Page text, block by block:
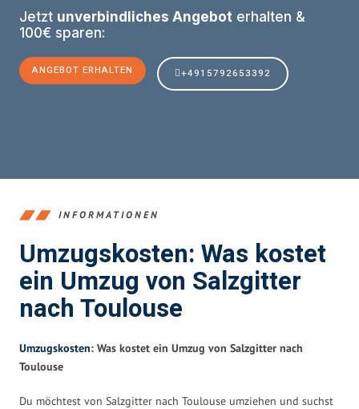
Jetzt unverbindliches Angebot erhalten &
100€ sparen:
ANGEBOT ERHALTEN +4915792653392
INFORMATIONEN
Umzugskosten: Was kostet
ein Umzug von Salzgitter
nach Toulouse
Umzugskosten: Was kostet ein Umzug von Salzgitter nach
Toulouse
Du möchtest von Salzgitter nach Toulouse umziehen und suchst